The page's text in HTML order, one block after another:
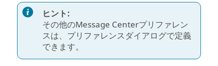
ヒント:
その他のMessage Centerプリファレン
スは、プリファレンスダイアログで定義
できます。